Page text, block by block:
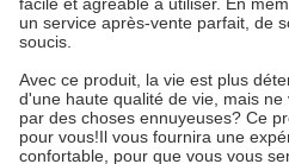
un service après-vente parfait, de
soucis.
Avec ce produit, la vie est plus
d'une haute qualité de vie, mais
par des choses ennuyeuses? Ce
pour vous!Il vous fournira une
confortable, pour que vous vous